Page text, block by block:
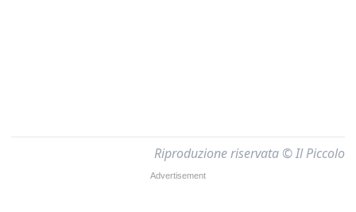
Riproduzione riservata © Il Piccolo